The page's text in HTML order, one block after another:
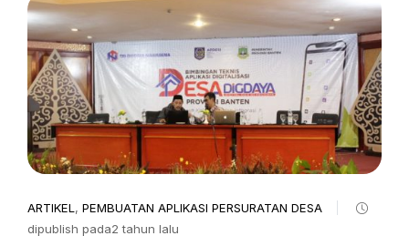
ARTIKEL , PEMBUATAN APLIKASI PERSURATAN DESA
dipublish pada2 tahun lalu